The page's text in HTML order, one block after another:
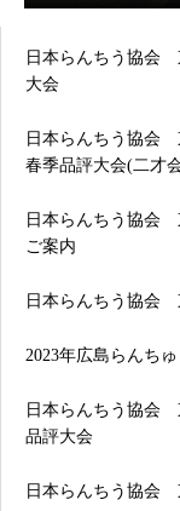
日本らんちう協会
大会
日本らんちう協
春季品評大会(二才
日本らんちう協
ご案内
日本らんちう協会
2023年広島らんち
日本らんちう協会
品評大会
日本らんちう協